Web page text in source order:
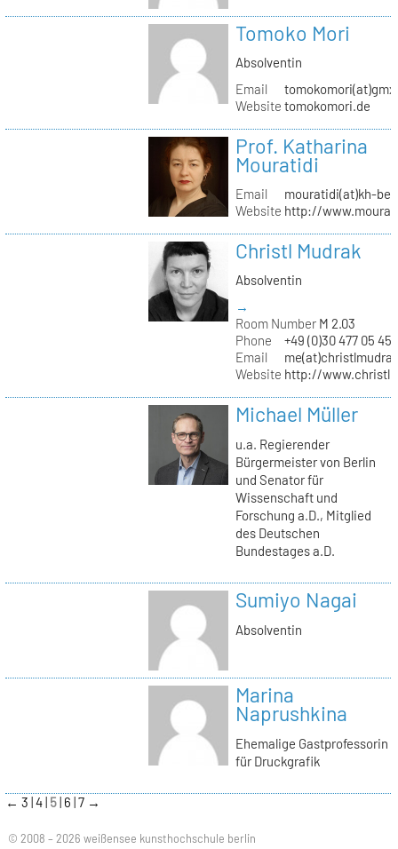
Tomoko Mori
Absolventin
Email
Website tomokomori.de
Prof. Katharina
Mouratidi
Email
mouratidi(at)kh-
Website http://
Christl Mudrak
Absolventin
→
Room NumberM 2.03
Phone
+49 (0)30 477 05
Email
Website http://
Michael Müller
u.a. Regierender
Bürgermeister von Berlin
und Senator für
Wissenschaft und
Forschung a.D., Mitglied
des Deutschen
Bundestages a.D.
Sumiyo Nagai
Absolventin
Marina
Naprushkina
Ehemalige Gastprofessorin
für Druckgrafik
← 3 4 5 6 7 →
© 2008 – 2026 weißensee kunsthochschule berlin